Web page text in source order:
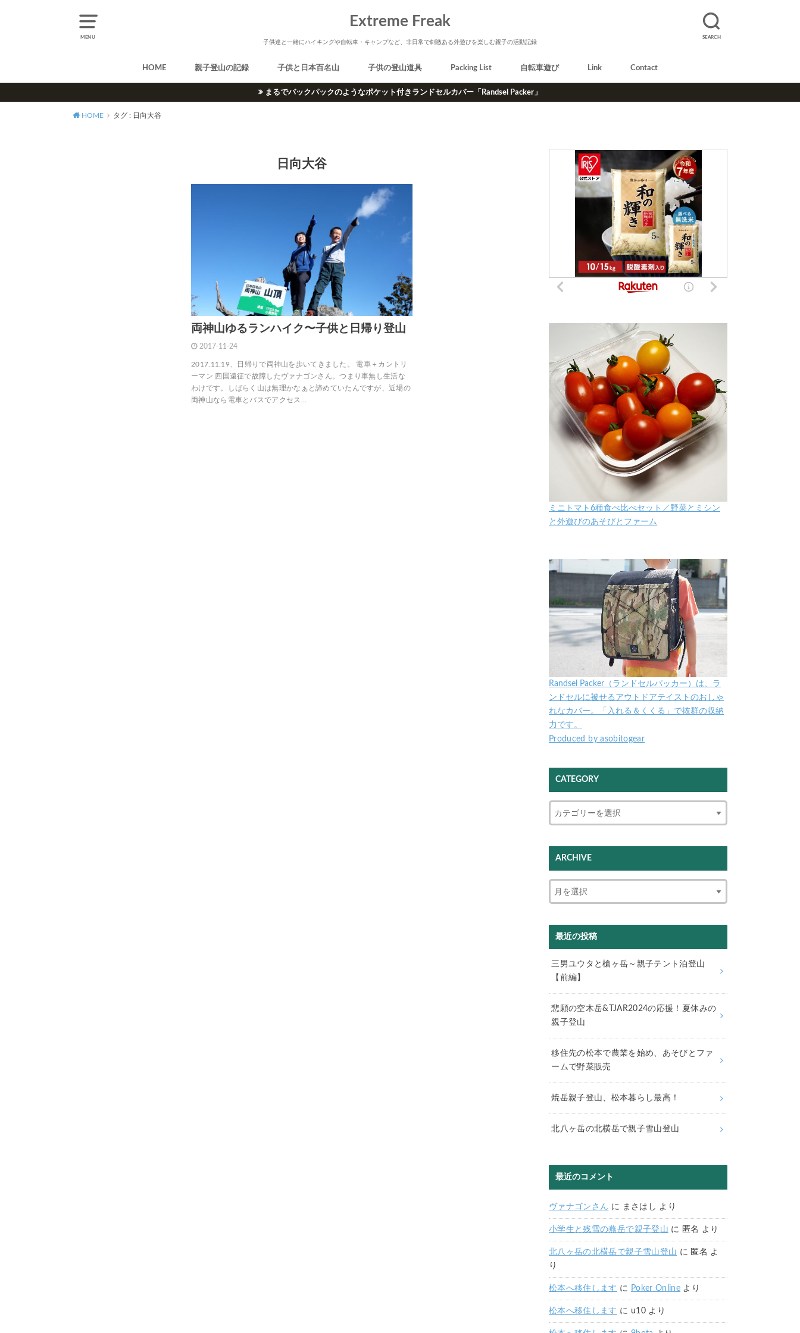
MENU SEARCH
Extreme Freak
子供達と一緒にハイキングや自転車・キャンプなど、非日常で刺激ある外遊びを楽しむ親子の活動記録
HOME 親子登山の記録 子供と日本百名山 子供の登山道具 Packing List 自転車遊び Link Contact
まるでバックパックのようなポケット付きランドセルカバー「Randsel Packer」
HOME タグ : 日向大谷
日向大谷
両神山ゆるランハイク〜子供と日帰り登山
2017-11-24
2017.11.19、日帰りで両神山を歩いてきました。 電車＋カントリ
ーマン 四国遠征で故障したヴァナゴンさん。つまり車無し生活な
わけです。しばらく山は無理かなぁと諦めていたんですが、近場の
両神山なら電車とバスでアクセス…
ミニトマト6種食べ比べセット／野菜とミシン
と外遊びのあそびとファーム
Randsel Packer（ランドセルパッカー）は、ラ
ンドセルに被せるアウトドアテイストのおしゃ
れなカバー。「入れる＆くくる」で抜群の収納
力です。
Produced by asobitogear
CATEGORY
ARCHIVE
最近の投稿
三男ユウタと槍ヶ岳～親子テント泊登山
【前編】
悲願の空木岳&TJAR2024の応援！夏休みの
親子登山
移住先の松本で農業を始め、あそびとファ
ームで野菜販売
焼岳親子登山、松本暮らし最高！
北八ヶ岳の北横岳で親子雪山登山
最近のコメント
ヴァナゴンさん に まさはし より
小学生と残雪の燕岳で親子登山 に 匿名 より
北八ヶ岳の北横岳で親子雪山登山 に 匿名 よ
り
松本へ移住します に Poker Online より
松本へ移住します に u10より